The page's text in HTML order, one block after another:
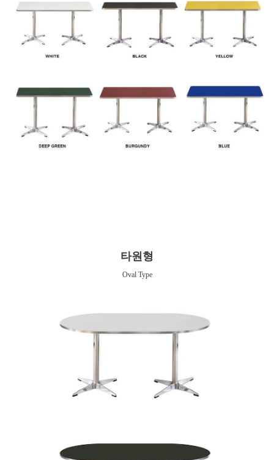
타원형
Oval Type